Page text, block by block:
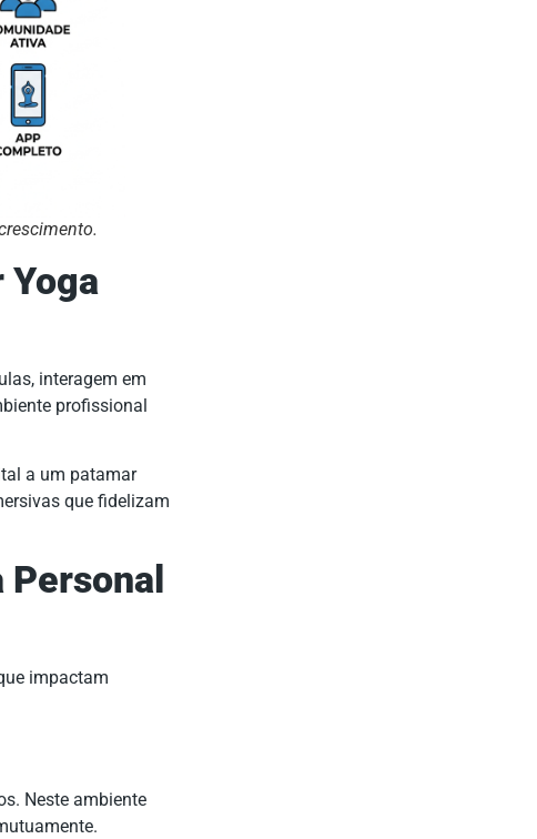
Yoga
interagem em
profissional
a um patamar
que fidelizam
impactam
Neste ambiente